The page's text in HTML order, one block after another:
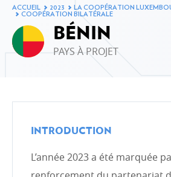
2023
Ventilation de l'APD par ministère en
Ventilation de l’APD par type de
Ventilation de l’APD par secteurs
LA COOPÉRATION
PARTENAIRES
ACCUEIL 2023
LA COOPÉRATION
COOPÉRATION BILATÉRALE
BÉNIN
PAYS À PROJET
INTRODUCTION
L’année 2023 a été marquée